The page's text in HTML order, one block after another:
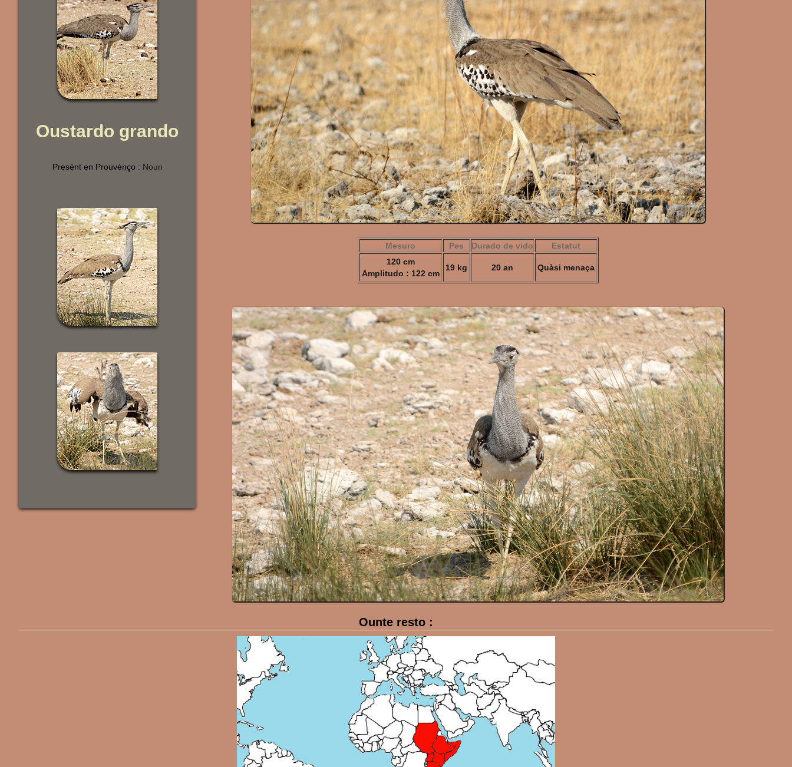
Oustardo grando
Presènt en Prouvènço : Noun
Mesuro Pes Durado de vido
Estatut
120 cm
Amplitudo : 122 cm
19 kg 20 an Quàsi menaça
Ounte resto :